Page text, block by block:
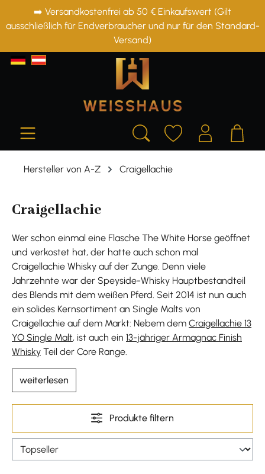
springen
➡️ Versandkostenfrei ab 50 € Einkaufswert (Gilt
ausschließlich für Endverbraucher und nur für den Standard-
Versand)
Hersteller von A-Z Craigellachie
Craigellachie
Wer schon einmal eine Flasche The White Horse geöffnet
und verkostet hat, der hatte auch schon mal
Craigellachie Whisky auf der Zunge. Denn viele
Jahrzehnte war der Speyside-Whisky Hauptbestandteil
des Blends mit dem weißen Pferd. Seit 2014 ist nun auch
ein solides Kernsortiment an Single Malts von
Craigellachie auf dem Markt: Nebem dem Craigellachie 13
YO Single Malt, ist auch ein 13-jähriger Armagnac Finish
Whisky Teil der Core Range.
weiterlesen
Produkte filtern